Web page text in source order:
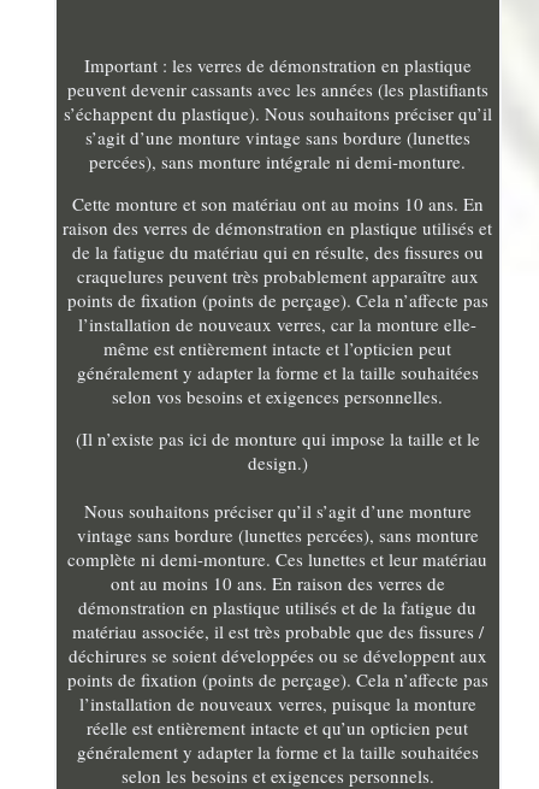
Important : les verres de démonstration en plastique
peuvent devenir cassants avec les années (les plastifiants
s’échappent du plastique). Nous souhaitons préciser qu’il
s’agit d’une monture vintage sans bordure (lunettes
percées), sans monture intégrale ni demi-monture.
Cette monture et son matériau ont au moins 10 ans. En
raison des verres de démonstration en plastique utilisés et
de la fatigue du matériau qui en résulte, des fissures ou
craquelures peuvent très probablement apparaître aux
points de fixation (points de perçage). Cela n’affecte pas
l’installation de nouveaux verres, car la monture elle-
même est entièrement intacte et l’opticien peut
généralement y adapter la forme et la taille souhaitées
selon vos besoins et exigences personnelles.
(Il n’existe pas ici de monture qui impose la taille et le
design.)
Nous souhaitons préciser qu’il s’agit d’une monture
vintage sans bordure (lunettes percées), sans monture
complète ni demi-monture. Ces lunettes et leur matériau
ont au moins 10 ans. En raison des verres de
démonstration en plastique utilisés et de la fatigue du
matériau associée, il est très probable que des fissures /
déchirures se soient développées ou se développent aux
points de fixation (points de perçage). Cela n’affecte pas
l’installation de nouveaux verres, puisque la monture
réelle est entièrement intacte et qu’un opticien peut
généralement y adapter la forme et la taille souhaitées
selon les besoins et exigences personnels.